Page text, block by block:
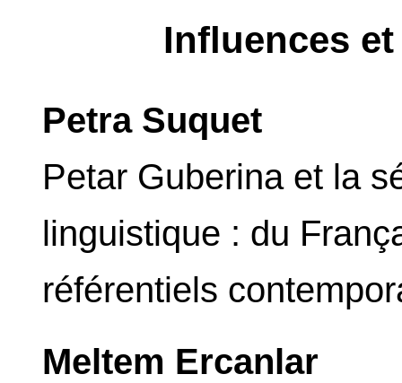
Influences
Petra Suquet
Petar Guberina et la
linguistique : du
référentiels
Meltem Ercanlar